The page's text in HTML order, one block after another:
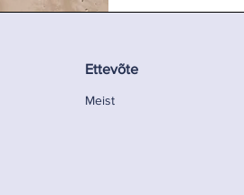
Ettevõte
Meist